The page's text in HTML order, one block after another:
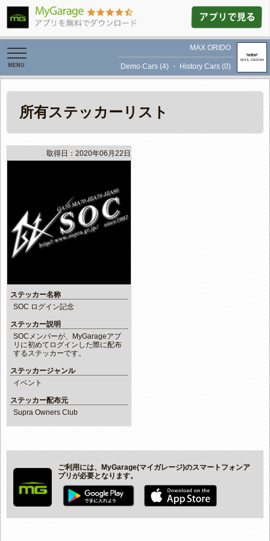
toggle
navigation
MAX ORIDO
Demo Cars (4) ・ History Cars (0)
所有ステッカーリスト
取得日：2020年06月22日
ステッカー名称
SOC ログイン記念
ステッカー説明
SOCメンバーが、MyGarageアプ
リに初めてログインした際に配布
するステッカーです。
ステッカージャンル
イベント
ステッカー配布元
Supra Owners Club
ご利用には、MyGarage(マイガレージ)のスマートフォンア
プリが必要となります。